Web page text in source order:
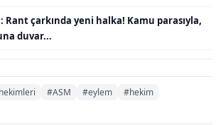
Rant çarkında yeni halka! Kamu parasıyla,
duvar...
#ASM #eylem
#hekim